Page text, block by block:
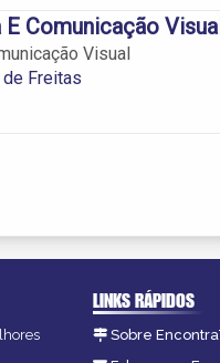
Comunicação
Visual
Freitas
LINKS RÁPIDOS
Sobre